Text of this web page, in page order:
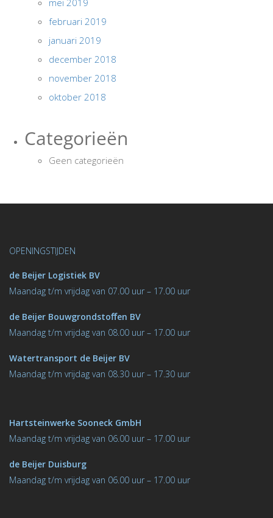
mei 2019
februari 2019
januari 2019
december 2018
november 2018
oktober 2018
Categorieën
Geen categorieën
OPENINGSTIJDEN
de Beijer Logistiek BV
Maandag t/m vrijdag van 07.00 uur – 17.00 uur
de Beijer Bouwgrondstoﬀen BV
Maandag t/m vrijdag van 08.00 uur – 17.00 uur
Watertransport de Beijer BV
Maandag t/m vrijdag van 08.30 uur – 17.30 uur
Hartsteinwerke Sooneck GmbH
Maandag t/m vrijdag van 06.00 uur – 17.00 uur
de Beijer Duisburg
Maandag t/m vrijdag van 06.00 uur – 17.00 uur